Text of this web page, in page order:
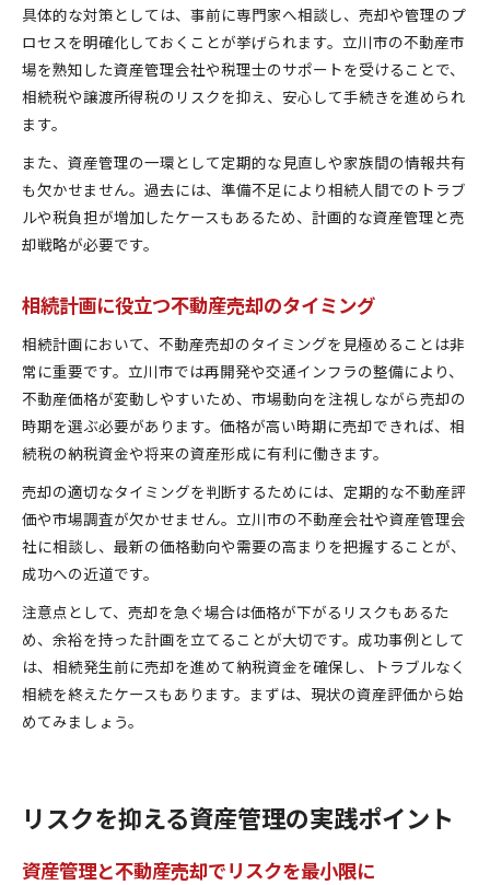
具体的な対策としては、事前に専門家へ相談し、売却や管理のプ
ロセスを明確化しておくことが挙げられます。立川市の不動産市
場を熟知した資産管理会社や税理士のサポートを受けることで、
相続税や譲渡所得税のリスクを抑え、安心して手続きを進められ
ます。
また、資産管理の一環として定期的な見直しや家族間の情報共有
も欠かせません。過去には、準備不足により相続人間でのトラブ
ルや税負担が増加したケースもあるため、計画的な資産管理と売
却戦略が必要です。
相続計画に役立つ不動産売却のタイミング
相続計画において、不動産売却のタイミングを見極めることは非
常に重要です。立川市では再開発や交通インフラの整備により、
不動産価格が変動しやすいため、市場動向を注視しながら売却の
時期を選ぶ必要があります。価格が高い時期に売却できれば、相
続税の納税資金や将来の資産形成に有利に働きます。
売却の適切なタイミングを判断するためには、定期的な不動産評
価や市場調査が欠かせません。立川市の不動産会社や資産管理会
社に相談し、最新の価格動向や需要の高まりを把握することが、
成功への近道です。
注意点として、売却を急ぐ場合は価格が下がるリスクもあるた
め、余裕を持った計画を立てることが大切です。成功事例として
は、相続発生前に売却を進めて納税資金を確保し、トラブルなく
相続を終えたケースもあります。まずは、現状の資産評価から始
めてみましょう。
リスクを抑える資産管理の実践ポイント
資産管理と不動産売却でリスクを最小限に